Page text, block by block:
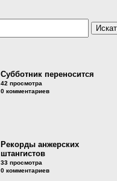
Субботник переносится
42 просмотра
0 комментариев
Рекорды анжерских
штангистов
33 просмотра
0 комментариев